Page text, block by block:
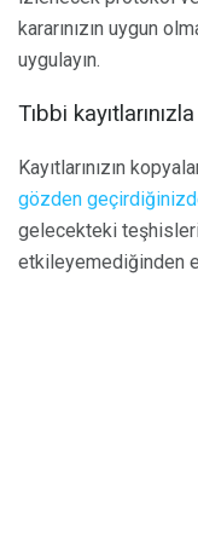
kararınızın uygun
uygulayın.
Tıbbi
Kayıtlarınızın
gözden
gelecekteki teşhisleri
etkileyemediğinden